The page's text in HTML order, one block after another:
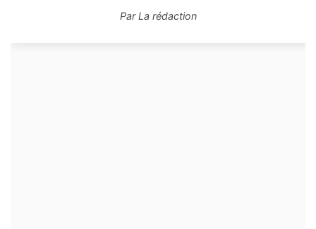
ParLa rédaction